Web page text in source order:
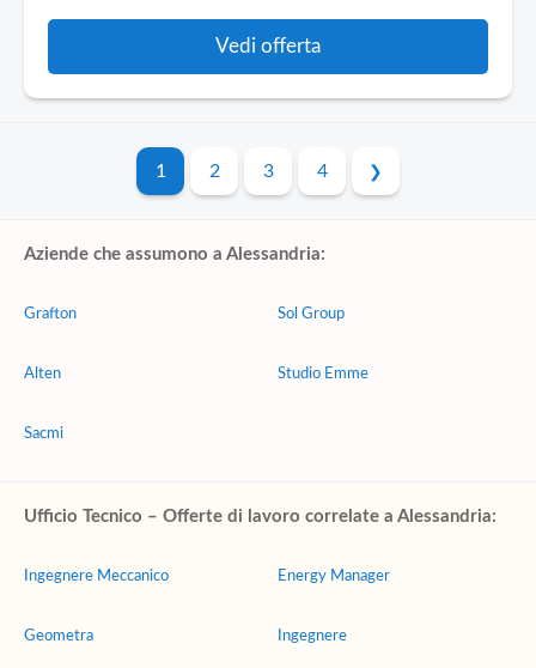
Vedi offerta
1 2 3 4
Aziende che assumono a Alessandria:
Grafton
Alten
Sacmi
Sol Group
Studio Emme
Ufficio Tecnico – Offerte di lavoro correlate a Alessandria:
Ingegnere Meccanico
Geometra
Energy Manager
Ingegnere